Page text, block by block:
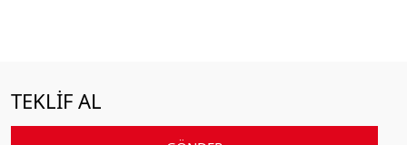
TEKLİF AL